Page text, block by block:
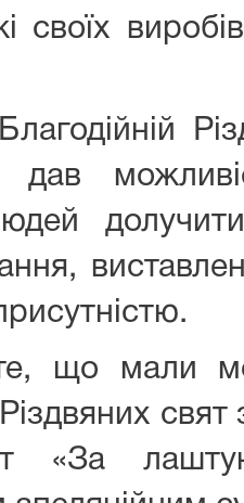
своїх
дав
що мали
«За